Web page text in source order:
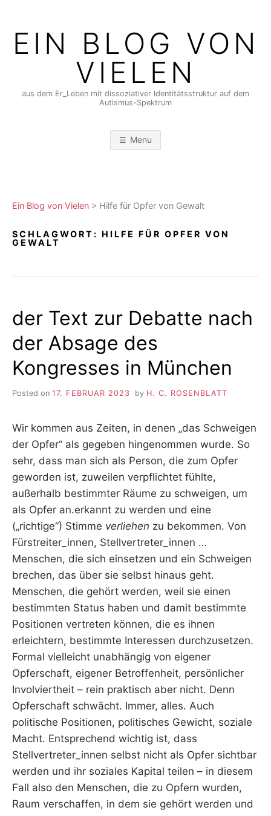
contentEIN BLOG VON
VIELEN
aus dem Er_Leben mit dissoziativer Identitätsstruktur auf dem
Autismus-Spektrum
Menu
Ein Blog von Vielen > Hilfe für Opfer von Gewalt
SCHLAGWORT: HILFE FÜR OPFER VON
GEWALT
der Text zur Debatte nach
der Absage des
Kongresses in München
Posted on 17. FEBRUAR 2023 by H. C. ROSENBLATT
Wir kommen aus Zeiten, in denen „das Schweigen
der Opfer“ als gegeben hingenommen wurde. So
sehr, dass man sich als Person, die zum Opfer
geworden ist, zuweilen verpflichtet fühlte,
außerhalb bestimmter Räume zu schweigen, um
als Opfer an.erkannt zu werden und eine
(„richtige“) Stimme verliehen zu bekommen. Von
Fürstreiter_innen, Stellvertreter_innen …
Menschen, die sich einsetzen und ein Schweigen
brechen, das über sie selbst hinaus geht.
Menschen, die gehört werden, weil sie einen
bestimmten Status haben und damit bestimmte
Positionen vertreten können, die es ihnen
erleichtern, bestimmte Interessen durchzusetzen.
Formal vielleicht unabhängig von eigener
Opferschaft, eigener Betroffenheit, persönlicher
Involviertheit – rein praktisch aber nicht. Denn
Opferschaft schwächt. Immer, alles. Auch
politische Positionen, politisches Gewicht, soziale
Macht. Entsprechend wichtig ist, dass
Stellvertreter_innen selbst nicht als Opfer sichtbar
werden und ihr soziales Kapital teilen – in diesem
Fall also den Menschen, die zu Opfern wurden,
Raum verschaffen, in dem sie gehört werden und